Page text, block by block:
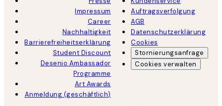
Impressum
Career
Nachhaltigkeit
Barrierefreiheitserklärung
Student Discount
Desenio Ambassador
Programme
Art Awards
Anmeldung (geschäftlich)
Auftragsverfolgung
AGB
Datenschutzerklärung
Cookies
Stornierungsanfrage
Cookies verwalten